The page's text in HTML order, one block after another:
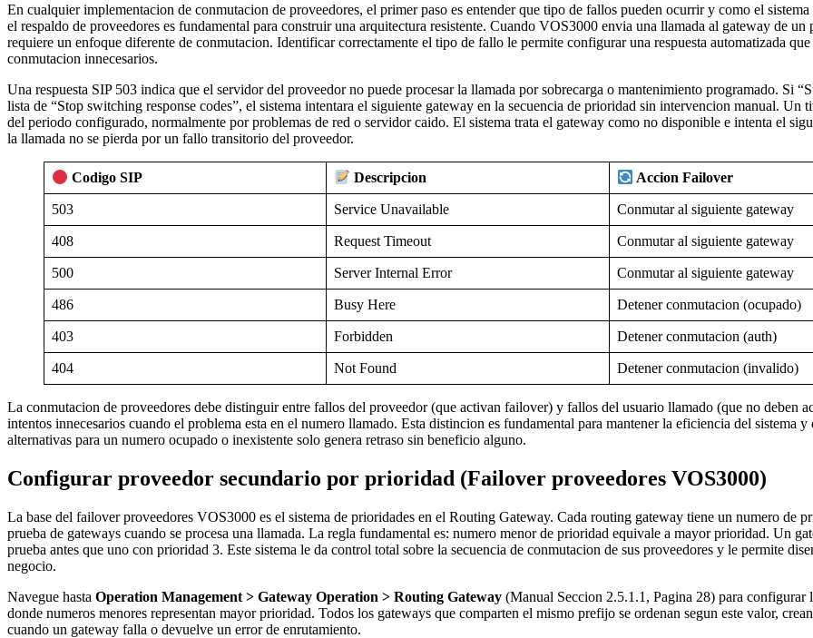
En cualquier implementacion de conmutacion de proveedores, el primer paso es entender que tipo de fallos pueden ocurrir y como el
el respaldo de proveedores es fundamental para construir una arquitectura resistente. Cuando VOS3000 envia una llamada al gateway de
requiere un enfoque diferente de conmutacion. Identificar correctamente el tipo de fallo le permite configurar una respuesta automatizada
conmutacion innecesarios.
Una respuesta SIP 503 indica que el servidor del proveedor no puede procesar la llamada por sobrecarga o mantenimiento programado. Si
lista de “Stop switching response codes”, el sistema intentara el siguiente gateway en la secuencia de prioridad sin intervencion manual.
del periodo configurado, normalmente por problemas de red o servidor caido. El sistema trata el gateway como no disponible e intenta el
la llamada no se pierda por un fallo transitorio del proveedor.
Codigo SIP Descripcion Accion Failover
503 Service Unavailable Conmutar al siguiente gateway
408 Request Timeout Conmutar al siguiente gateway
500 Server Internal Error Conmutar al siguiente gateway
486 Busy Here Detener conmutacion (ocupado)
403 Forbidden Detener conmutacion (auth)
404 Not Found Detener conmutacion (invalido)
La conmutacion de proveedores debe distinguir entre fallos del proveedor (que activan failover) y fallos del usuario llamado (que no deben
intentos innecesarios cuando el problema esta en el numero llamado. Esta distincion es fundamental para mantener la eficiencia del sistema
alternativas para un numero ocupado o inexistente solo genera retraso sin beneficio alguno.
Configurar proveedor secundario por prioridad (Failover proveedores VOS3000)
La base del failover proveedores VOS3000 es el sistema de prioridades en el Routing Gateway. Cada routing gateway tiene un numero de
prueba de gateways cuando se procesa una llamada. La regla fundamental es: numero menor de prioridad equivale a mayor prioridad. Un
prueba antes que uno con prioridad 3. Este sistema le da control total sobre la secuencia de conmutacion de sus proveedores y le permite
negocio.
Navegue hasta Operation Management > Gateway Operation > Routing Gateway (Manual Seccion 2.5.1.1, Pagina 28) para
donde numeros menores representan mayor prioridad. Todos los gateways que comparten el mismo prefijo se ordenan segun este valor,
cuando un gateway falla o devuelve un error de enrutamiento.